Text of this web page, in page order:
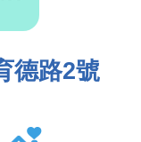
德路2號